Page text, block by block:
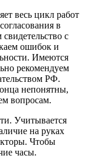
весь цикл работ
в
с
ошибок и
Имеются
рекомендуем
РФ.
непонятны,
вопросам.
Учитывается
на руках
Чтобы
часы.